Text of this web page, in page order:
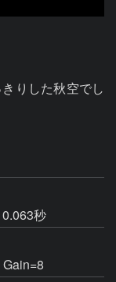
りした秋空でし
秒